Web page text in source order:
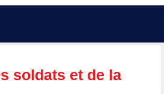
soldats et de la